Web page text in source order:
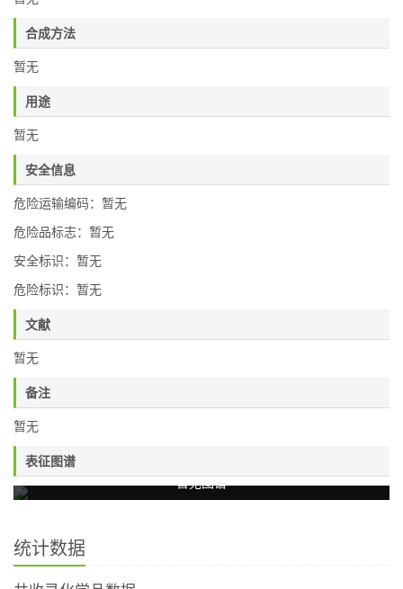
合成方法
暂无
用途
暂无
安全信息
危险运输编码：暂无
危险品标志：暂无
安全标识：暂无
危险标识：暂无
文献
暂无
备注
暂无
表征图谱
暂无图谱
统计数据